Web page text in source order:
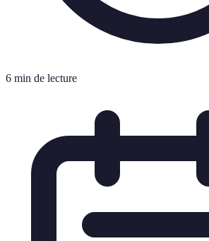
6 min de lecture